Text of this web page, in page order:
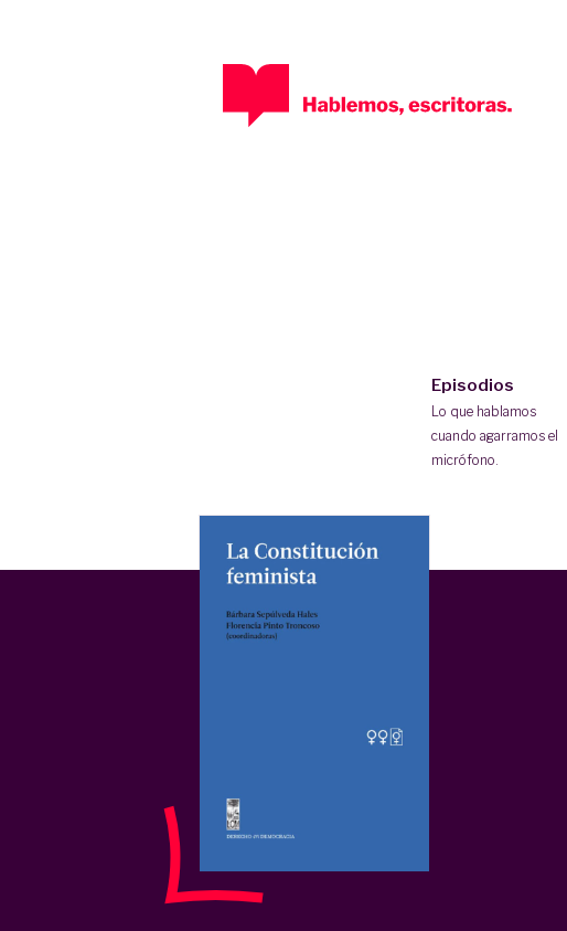
Episodios
Lo que hablamos
cuando agarramos el
micrófono.